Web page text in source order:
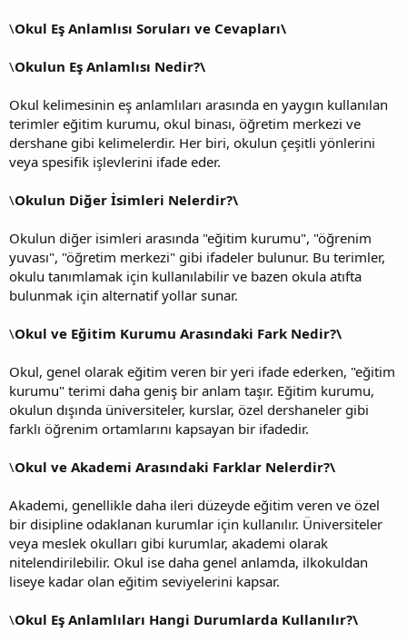
\Okul Eş Anlamlısı Soruları ve Cevapları\
\Okulun Eş Anlamlısı Nedir?\
Okul kelimesinin eş anlamlıları arasında en yaygın kullanılan
terimler eğitim kurumu, okul binası, öğretim merkezi ve
dershane gibi kelimelerdir. Her biri, okulun çeşitli yönlerini
veya spesifik işlevlerini ifade eder.
\Okulun Diğer İsimleri Nelerdir?\
Okulun diğer isimleri arasında "eğitim kurumu", "öğrenim
yuvası", "öğretim merkezi" gibi ifadeler bulunur. Bu terimler,
okulu tanımlamak için kullanılabilir ve bazen okula atıfta
bulunmak için alternatif yollar sunar.
\Okul ve Eğitim Kurumu Arasındaki Fark Nedir?\
Okul, genel olarak eğitim veren bir yeri ifade ederken, "eğitim
kurumu" terimi daha geniş bir anlam taşır. Eğitim kurumu,
okulun dışında üniversiteler, kurslar, özel dershaneler gibi
farklı öğrenim ortamlarını kapsayan bir ifadedir.
\Okul ve Akademi Arasındaki Farklar Nelerdir?\
Akademi, genellikle daha ileri düzeyde eğitim veren ve özel
bir disipline odaklanan kurumlar için kullanılır. Üniversiteler
veya meslek okulları gibi kurumlar, akademi olarak
nitelendirilebilir. Okul ise daha genel anlamda, ilkokuldan
liseye kadar olan eğitim seviyelerini kapsar.
\Okul Eş Anlamlıları Hangi Durumlarda Kullanılır?\